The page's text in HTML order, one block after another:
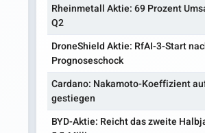
Rheinmetall Aktie: 69 Prozent
Q2
DroneShield Aktie: RfAI-3-Start
Prognoseschock
Cardano: Nakamoto-Koeffizient
gestiegen
BYD-Aktie: Reicht das zweite